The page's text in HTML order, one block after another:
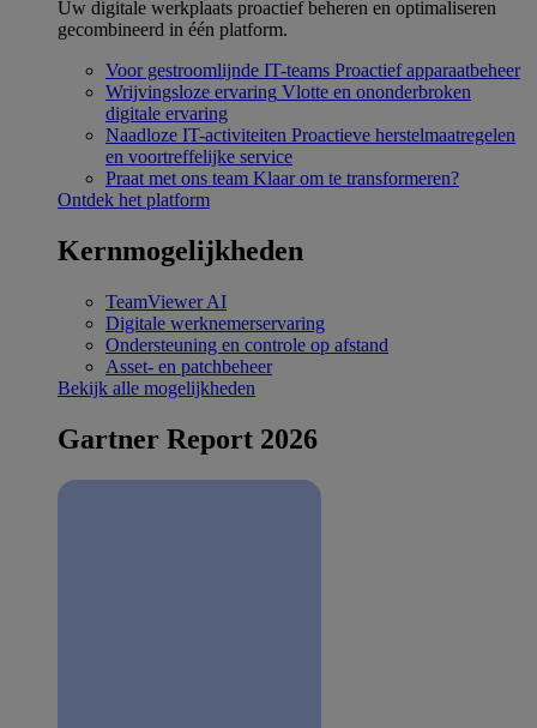
Uw digitale werkplaats proactief beheren en optimaliseren
gecombineerd in één platform.
Voor gestroomlijnde IT-teams Proactief apparaatbeheer
Wrijvingsloze ervaring Vlotte en ononderbroken
digitale ervaring
Naadloze IT-activiteiten Proactieve herstelmaatregelen
en voortreffelijke service
Praat met ons team Klaar om te transformeren?
Ontdek het platform
Kernmogelijkheden
TeamViewer AI
Digitale werknemerservaring
Ondersteuning en controle op afstand
Asset- en patchbeheer
Bekijk alle mogelijkheden
Gartner Report 2026